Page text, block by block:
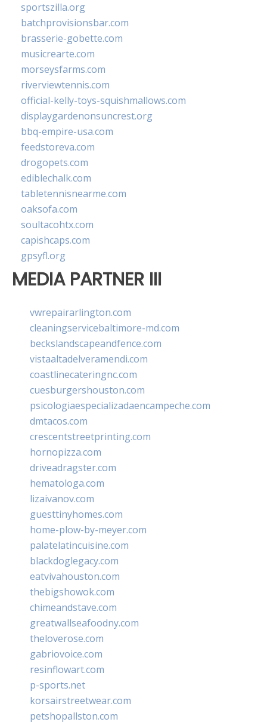
sportszilla.org
batchprovisionsbar.com
brasserie-gobette.com
musicrearte.com
morseysfarms.com
riverviewtennis.com
official-kelly-toys-squishmallows.com
displaygardenonsuncrest.org
bbq-empire-usa.com
feedstoreva.com
drogopets.com
ediblechalk.com
tabletennisnearme.com
oaksofa.com
soultacohtx.com
capishcaps.com
gpsyfl.org
MEDIA PARTNER III
vwrepairarlington.com
cleaningservicebaltimore-md.com
beckslandscapeandfence.com
vistaaltadelveramendi.com
coastlinecateringnc.com
cuesburgershouston.com
psicologiaespecializadaencampeche.com
dmtacos.com
crescentstreetprinting.com
hornopizza.com
driveadragster.com
hematologa.com
lizaivanov.com
guesttinyhomes.com
home-plow-by-meyer.com
palatelatincuisine.com
blackdoglegacy.com
eatvivahouston.com
thebigshowok.com
chimeandstave.com
greatwallseafoodny.com
theloverose.com
gabriovoice.com
resinflowart.com
p-sports.net
korsairstreetwear.com
petshopallston.com